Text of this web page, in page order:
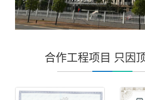
合作工程项目 只因